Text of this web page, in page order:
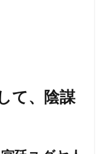
て、陰謀
ルド政府
ロシア大統領選挙